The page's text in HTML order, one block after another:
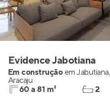
Evidence Jabotiana
Em construção em Jabutiana,
Aracaju
60 a 81 m²
2